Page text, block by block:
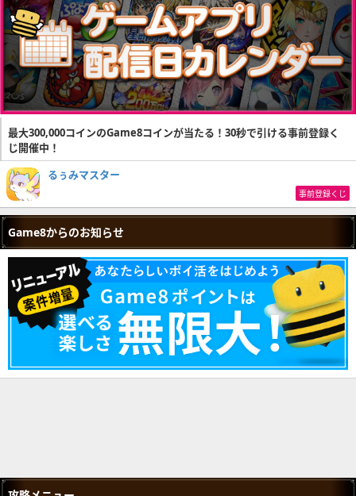
最大300,000コインのGame8コインが当たる！30秒で引ける事前登録く
じ開催中！
るぅみマスター
事前登録くじ
Game8からのお知らせ